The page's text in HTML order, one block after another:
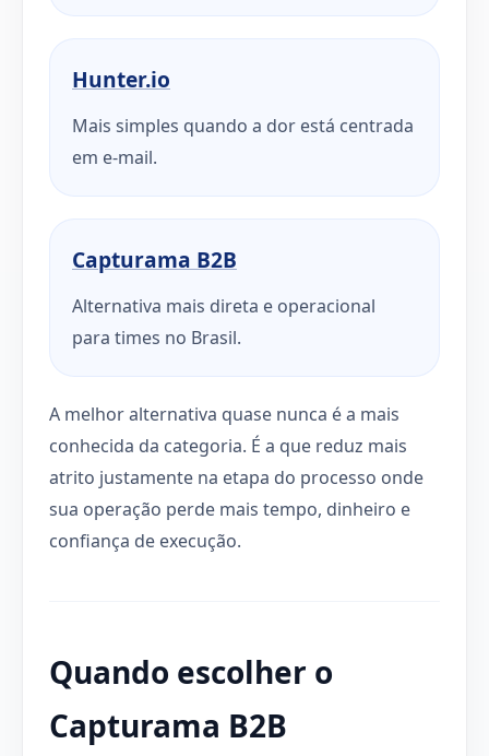
Hunter.io
Mais simples quando a dor está centrada
em e-mail.
Capturama B2B
Alternativa mais direta e operacional
para times no Brasil.
A melhor alternativa quase nunca é a mais
conhecida da categoria. É a que reduz mais
atrito justamente na etapa do processo onde
sua operação perde mais tempo, dinheiro e
confiança de execução.
Quando escolher o
Capturama B2B